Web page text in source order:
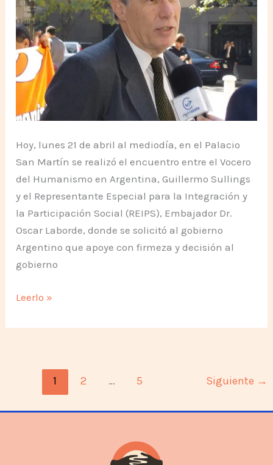
Hoy, lunes 21 de abril al mediodía, en el Palacio
San Martín se realizó el encuentro entre el Vocero
del Humanismo en Argentina, Guillermo Sullings
y el Representante Especial para la Integración y
la Participación Social (REIPS), Embajador Dr.
Oscar Laborde, donde se solicitó al gobierno
Argentino que apoye con firmeza y decisión al
gobierno
Queremos
decidido
Morales
Leerlo »
1 2 … 5 Siguiente →